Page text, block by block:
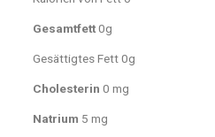
Gesamtfett0g
Gesättigtes Fett 0g
Cholesterin 0 mg
Natrium 5 mg